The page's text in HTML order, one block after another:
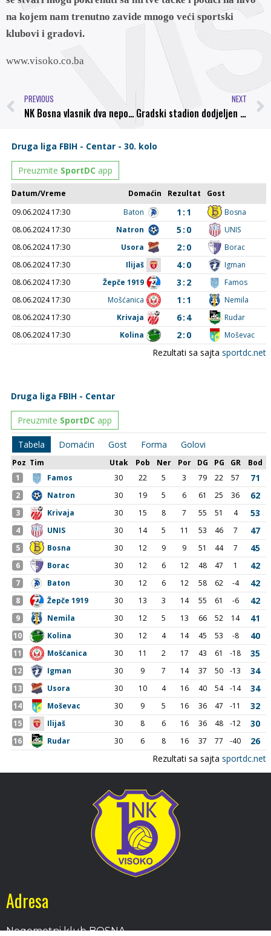
na kojem nam trenutno zavide mnogo veći sportski
klubovi i gradovi.
www.visoko.co.ba
PREVIOUS
NK Bosna vlasnik dva nepopularna rekorda i nalazi se na pretposljednjem mjestu
NEXT
Gradski stadion dodjeljen KSC Mladost na upravljanje, znači li to da OV Visoko želi ugušiti NK Bosna?
Adresa
Nogometni klub BOSNA